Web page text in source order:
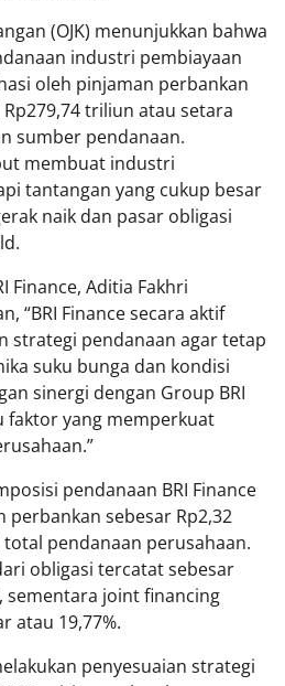
(OJK) menunjukkan bahwa
industri pembiayaan
oleh pinjaman perbankan
triliun atau setara
sumber pendanaan.
membuat industri
tantangan yang cukup besar
naik dan pasar obligasi
Finance, Aditia Fakhri
“BRI Finance secara aktif
strategi pendanaan agar tetap
suku bunga dan kondisi
sinergi dengan Group BRI
faktor yang memperkuat
pendanaan BRI Finance
perbankan sebesar Rp2,32
pendanaan perusahaan.
obligasi tercatat sebesar
sementara joint financing
atau 19,77%.
penyesuaian strategi